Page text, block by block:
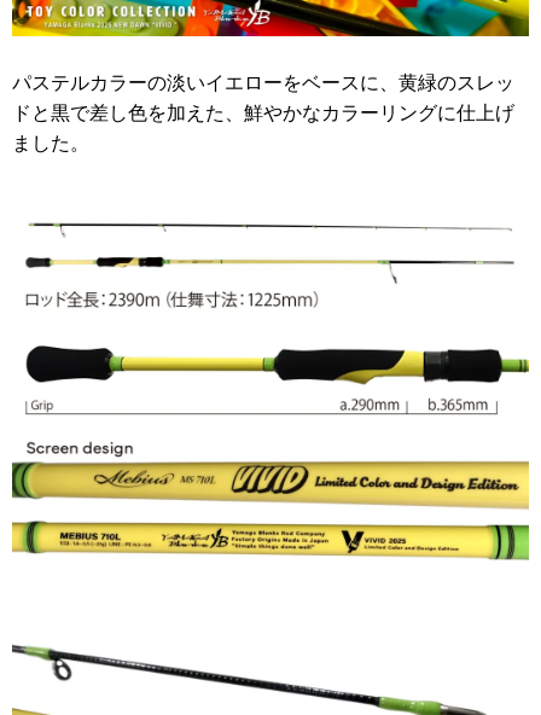
パステルカラーの淡いイエローをベースに、黄緑のスレッ
ドと黒で差し色を加えた、鮮やかなカラーリングに仕上げ
ました。